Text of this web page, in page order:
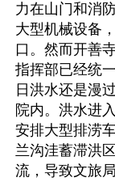
力在山门和消
大型机械设备
口。然而开善
指挥部已经统
日洪水还是漫
院内。洪水进
安排大型排涝
兰沟洼蓄滞洪
流，导致文旅